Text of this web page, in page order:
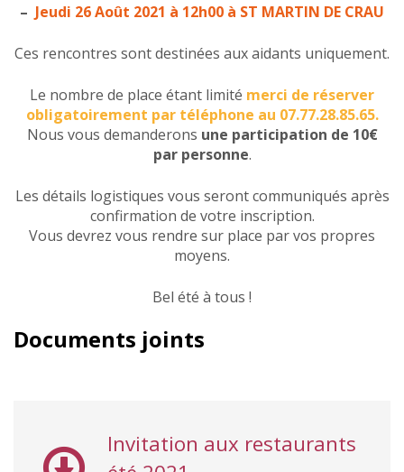
– Jeudi 26 Août 2021 à 12h00 à ST MARTIN DE CRAU
Ces rencontres sont destinées aux aidants uniquement.
Le nombre de place étant limité merci de réserver
obligatoirement par téléphone au 07.77.28.85.65.
Nous vous demanderons une participation de 10€
par personne.
Les détails logistiques vous seront communiqués après
confirmation de votre inscription.
Vous devrez vous rendre sur place par vos propres
moyens.
Bel été à tous !
Documents joints
Invitation aux restaurants